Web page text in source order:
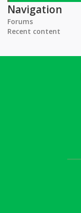
Navigation
Forums
Recent content